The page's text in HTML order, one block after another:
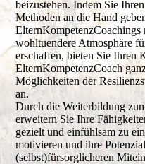
beizustehen. Indem Sie
Methoden an die Hand
ElternKompetenzCoachings
wohltuendere Atmosphäre
erschaffen, bieten Sie Ihren
ElternKompetenzCoach
Möglichkeiten der
an.
Durch die Weiterbildung
erweitern Sie Ihre
gezielt und einfühlsam zu
motivieren und ihre
(selbst)fürsorglicheren